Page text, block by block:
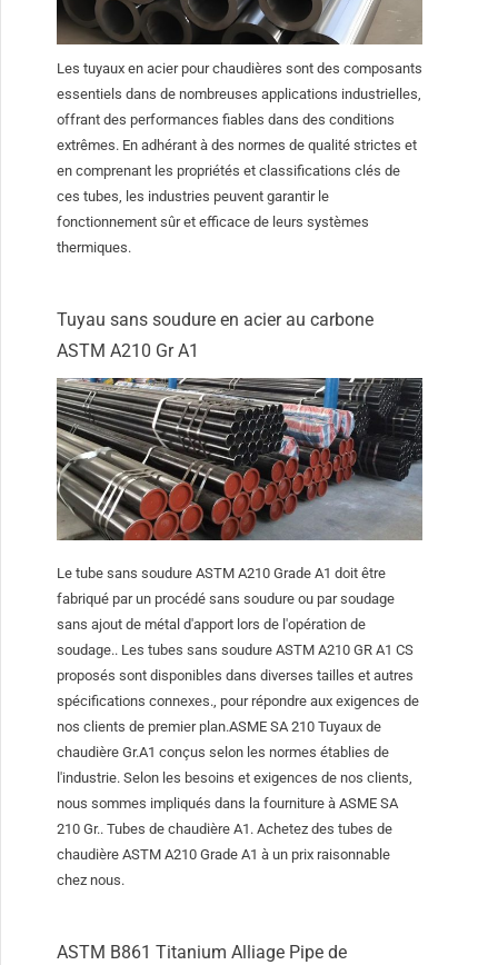
Les tuyaux en acier pour chaudières sont des composants
essentiels dans de nombreuses applications industrielles,
offrant des performances fiables dans des conditions
extrêmes. En adhérant à des normes de qualité strictes et
en comprenant les propriétés et classifications clés de
ces tubes, les industries peuvent garantir le
fonctionnement sûr et efficace de leurs systèmes
thermiques.
Tuyau sans soudure en acier au carbone
ASTM A210 Gr A1
Le tube sans soudure ASTM A210 Grade A1 doit être
fabriqué par un procédé sans soudure ou par soudage
sans ajout de métal d'apport lors de l'opération de
soudage.. Les tubes sans soudure ASTM A210 GR A1 CS
proposés sont disponibles dans diverses tailles et autres
spécifications connexes., pour répondre aux exigences de
nos clients de premier plan.ASME SA 210 Tuyaux de
chaudière Gr.A1 conçus selon les normes établies de
l'industrie. Selon les besoins et exigences de nos clients,
nous sommes impliqués dans la fourniture à ASME SA
210 Gr.. Tubes de chaudière A1. Achetez des tubes de
chaudière ASTM A210 Grade A1 à un prix raisonnable
chez nous.
ASTM B861 Titanium Alliage Pipe de